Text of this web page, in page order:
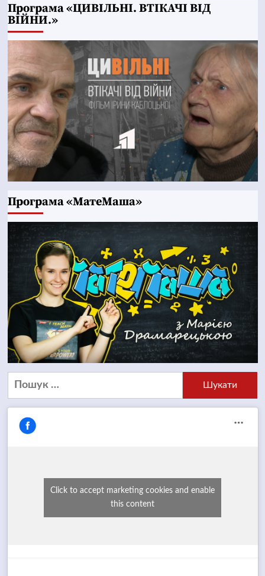
Програма «ЦИВІЛЬНІ. ВТІКАЧІ ВІД
ВІЙНИ.»
Програма «МатеМаша»
Пошук:
Click to accept marketing cookies and enable
this content